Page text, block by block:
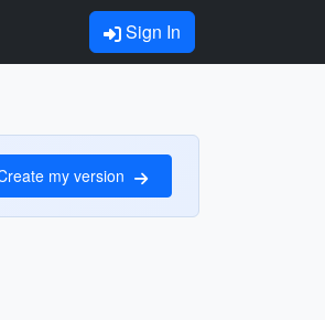
Sign In
my version